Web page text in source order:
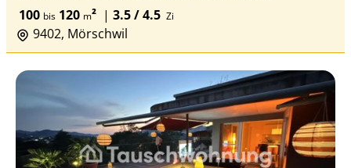
100 bis 120 m² | 3.5 / 4.5 Zi
9402, Mörschwil